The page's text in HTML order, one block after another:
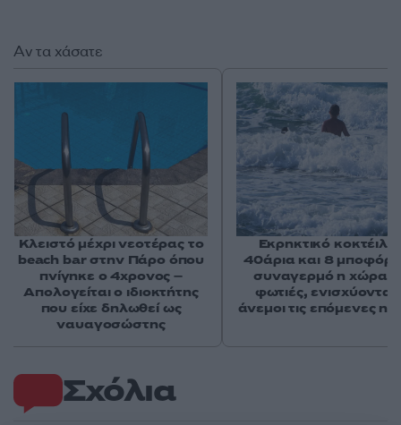
Σχόλια
Αν τα χάσατε
Κλειστό μέχρι νεοτέρας το
beach bar στην Πάρο όπου
πνίγηκε ο 4χρονος –
Απολογείται ο ιδιοκτήτης
που είχε δηλωθεί ως
ναυαγοσώστης
Εκρηκτικό κοκτέιλ
40άρια και 8 μποφόρ
συναγερμό η χώρα
φωτιές, ενισχύονται
άνεμοι τις επόμενες